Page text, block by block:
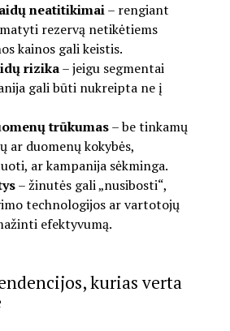
neatitikimai– rengiant
rezervą netikėtiems
kainos gali keistis.
rizika– jeigu segmentai
gali būti nukreipta ne į
trūkumas– be tinkamų
ar duomenų kokybės,
ar kampanija sėkminga.
– žinutės gali „nusibosti“,
technologijos ar vartotojų
efektyvumą.
kurias verta